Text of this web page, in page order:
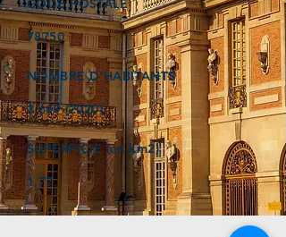
CODE POSTALE
78750
NOMBRE D'HABITANTS
3 669 (2020)
SUPERFICIE (en km2)
1,77